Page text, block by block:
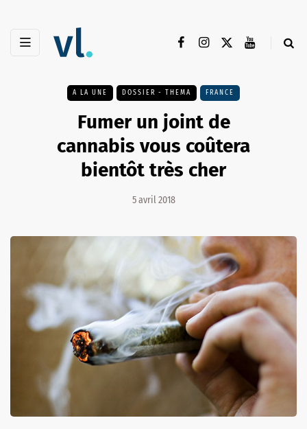
A LA UNE DOSSIER - THEMA FRANCE
Fumer un joint de
cannabis vous coûtera
bientôt très cher
5 avril 2018